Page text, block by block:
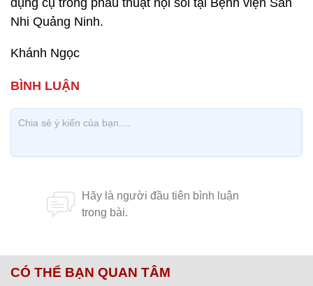
dụng cụ trong phẫu thuật nội soi tại Bệnh viện Sản
Nhi Quảng Ninh.
Khánh Ngọc
CÓ THỂ BẠN QUAN TÂM